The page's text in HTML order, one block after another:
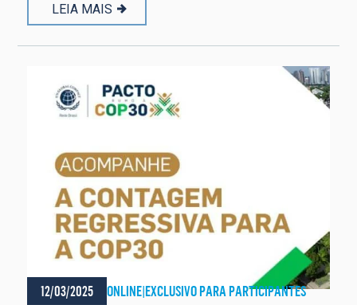
LEIA MAIS
12/03/2025 ONLINE|EXCLUSIVO PARA PARTICIPANTES